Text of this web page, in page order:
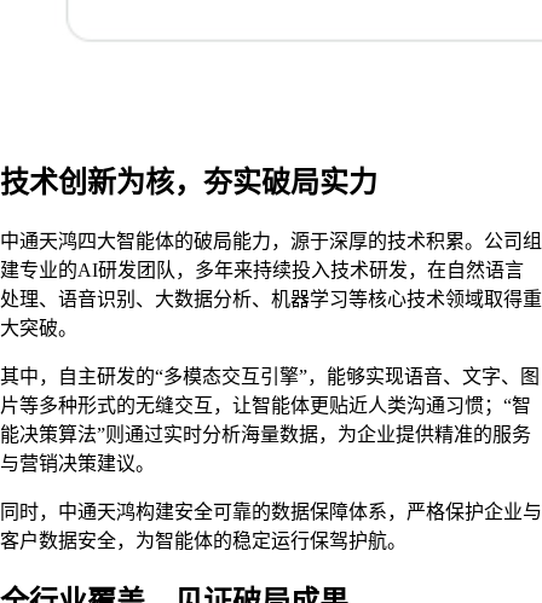
技术创新为核，夯实破局实力
中通天鸿四大智能体的破局能力，源于深厚的技术积累。公司组
建专业的AI研发团队，多年来持续投入技术研发，在自然语言
处理、语音识别、大数据分析、机器学习等核心技术领域取得重
大突破。
其中，自主研发的“多模态交互引擎”，能够实现语音、文字、图
片等多种形式的无缝交互，让智能体更贴近人类沟通习惯；“智
能决策算法”则通过实时分析海量数据，为企业提供精准的服务
与营销决策建议。
同时，中通天鸿构建安全可靠的数据保障体系，严格保护企业与
客户数据安全，为智能体的稳定运行保驾护航。